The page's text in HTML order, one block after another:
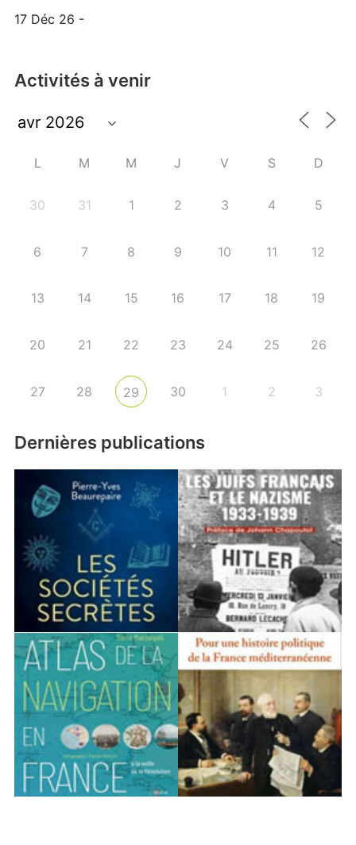
17 Déc 26 -
Activités à venir
L M M J V S D
30 31 1 2 3 4 5
6 7 8 9 10 11 12
13 14 15 16 17 18 19
20 21 22 23 24 25 26
27 28 29 30 1 2 3
Dernières publications